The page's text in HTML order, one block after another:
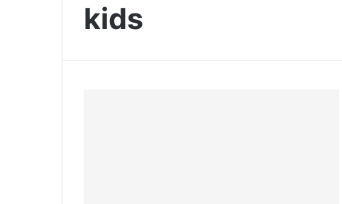
kids